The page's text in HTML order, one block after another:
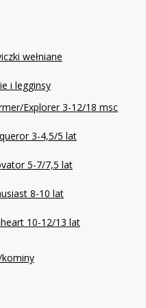
wełniane
i legginsy
Explorer 3-12/18 msc
3-4,5/5 lat
5-7/7,5 lat
8-10 lat
10-12/13 lat
kominy